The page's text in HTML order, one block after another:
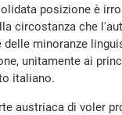
posizione è
circostanza che
minoranze
unitamente ai
italiano.
austriaca di voler